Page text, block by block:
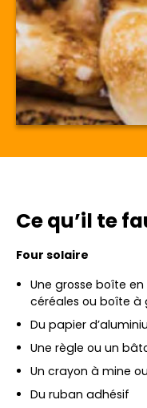
Ce qu’il te
Four solaire
Une grosse boîte
céréales ou boîte à
Du papier
Une règle ou un
Un crayon à mine
Du ruban adhésif